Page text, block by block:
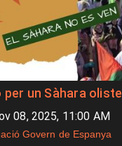
un Sàhara oliste
08, 2025, 11:00 AM
Govern de Espanya